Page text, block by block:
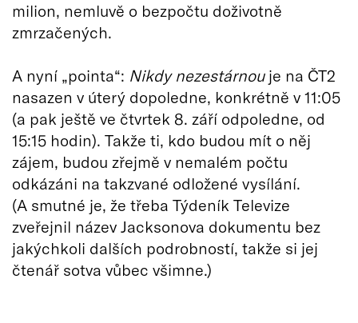
milion, nemluvě o bezpočtu doživotně
zmrzačených.
A nyní „pointa“: Nikdy nezestárnou je na ČT2
nasazen v úterý dopoledne, konkrétně v 11:05
(a pak ještě ve čtvrtek 8. září odpoledne, od
15:15 hodin). Takže ti, kdo budou mít o něj
zájem, budou zřejmě v nemalém počtu
odkázáni na takzvané odložené vysílání.
(A smutné je, že třeba Týdeník Televize
zveřejnil název Jacksonova dokumentu bez
jakýchkoli dalších podrobností, takže si jej
čtenář sotva vůbec všimne.)